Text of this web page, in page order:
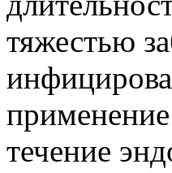
тяжестью
течение